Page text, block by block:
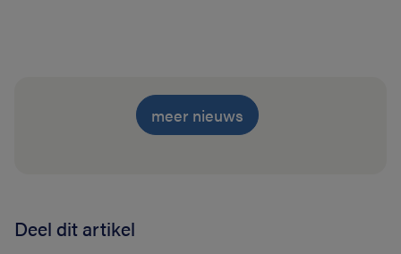
meer nieuws
Deel dit artikel